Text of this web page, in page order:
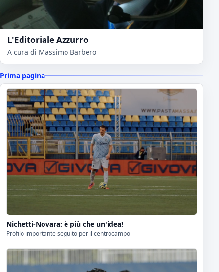
L'Editoriale Azzurro
A cura di Massimo Barbero
Prima pagina
Nichetti-Novara: è più che un'idea!
Profilo importante seguito per il centrocampo